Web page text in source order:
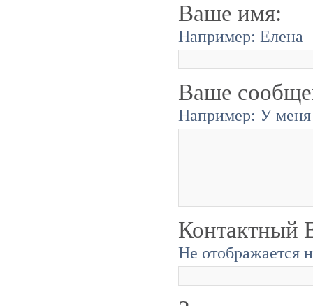
Ваше имя:
Например: Елена
Ваше
Например: У меня
Контактный
Не отображается